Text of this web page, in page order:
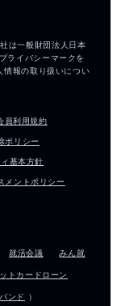
員利用規約
ポリシー
基本方針
メントポリシー